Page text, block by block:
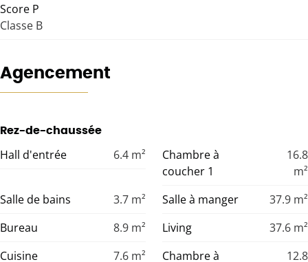
Score P
Classe B
Agencement
Rez-de-chaussée
Hall d'entrée 6.4 m²
Chambre à
coucher 1
16.8
m²
Salle de bains
3.7 m² Salle à manger 37.9 m²
Bureau
8.9 m² Living 37.6 m²
Cuisine
7.6 m² Chambre à 12.8